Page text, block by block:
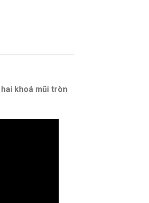
hai khoá mũi tròn